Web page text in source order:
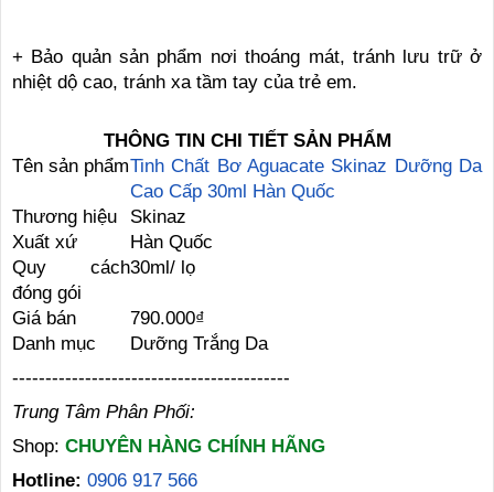
+ Bảo quản sản phẩm nơi thoáng mát, tránh lưu trữ ở
nhiệt dộ cao, tránh xa tầm tay của trẻ em.
THÔNG TIN CHI TIẾT SẢN PHẨM
Tên sản phẩmTinh Chất Bơ Aguacate Skinaz Dưỡng Da
Cao Cấp 30ml Hàn Quốc
Thương hiệu
Skinaz
Xuất xứ
Hàn Quốc
Quy cách
đóng gói
30ml/ lọ
Giá bán
790.000₫
Danh mục
Dưỡng Trắng Da
------------------------------------------
Trung Tâm Phân Phối:
Shop: CHUYÊN HÀNG CHÍNH HÃNG
Hotline: 0906 917 566